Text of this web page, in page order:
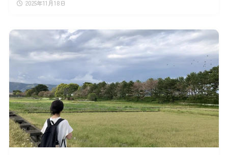
2025年11月18日